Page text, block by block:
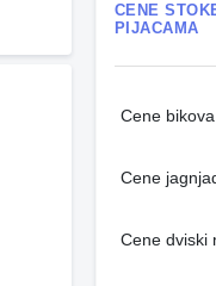
CENE
PIJACAMA
Cene
Cene
Cene dviski